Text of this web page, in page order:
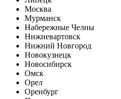
Москва
Мурманск
Набережные Челны
Нижневартовск
Нижний Новгород
Новокузнецк
Новосибирск
Омск
Орел
Оренбург